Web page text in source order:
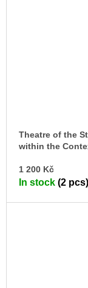
Theatre of the
within the
1 200 Kč
In stock (2 pcs)